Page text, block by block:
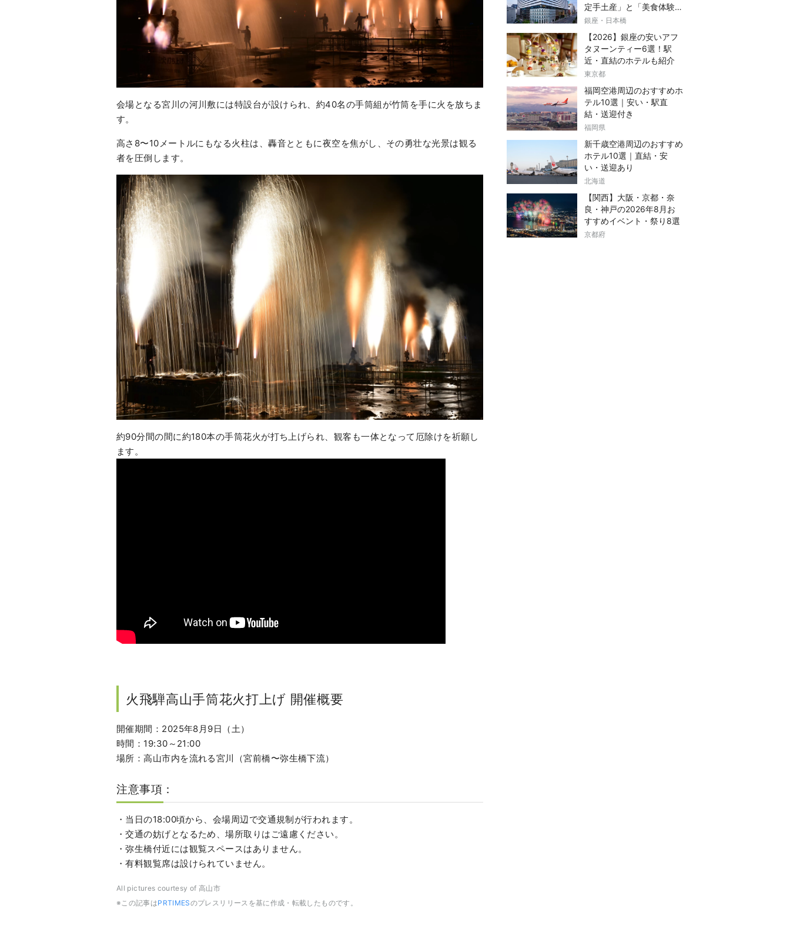
会場となる宮川の河川敷には特設台が設けられ、約40名の手筒組が竹筒を手に火を放ちま
す。
高さ8〜10メートルにもなる火柱は、轟音とともに夜空を焦がし、その勇壮な光景は観る
者を圧倒します。
約90分間の間に約180本の手筒花火が打ち上げられ、観客も一体となって厄除けを祈願し
ます。
火飛騨高山手筒花火打上げ 開催概要
開催期間：2025年8月9日（土）
時間：19:30～21:00
場所：高山市内を流れる宮川（宮前橋〜弥生橋下流）
注意事項：
・当日の18:00頃から、会場周辺で交通規制が行われます。
・交通の妨げとなるため、場所取りはご遠慮ください。
・弥生橋付近には観覧スペースはありません。
・有料観覧席は設けられていません。
All pictures courtesy of 高山市
※この記事はPRTIMESのプレスリリースを基に作成・転載したものです。
定手土産」と「美食体験」
完全ガイド
銀座・日本橋
【2026】銀座の安いアフ
タヌーンティー6選！駅
近・直結のホテルも紹介
東京都
福岡空港周辺のおすすめホ
テル10選｜安い・駅直
結・送迎付き
福岡県
新千歳空港周辺のおすすめ
ホテル10選｜直結・安
い・送迎あり
北海道
【関西】大阪・京都・奈
良・神戸の2026年8月お
すすめイベント・祭り8選
京都府